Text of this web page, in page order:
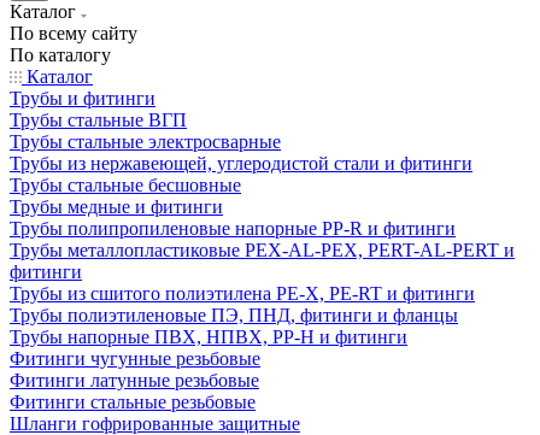
Каталог
По всему сайту
По каталогу
Каталог
Трубы и фитинги
Трубы стальные ВГП
Трубы стальные электросварные
Трубы из нержавеющей, углеродистой стали и фитинги
Трубы стальные бесшовные
Трубы медные и фитинги
Трубы полипропиленовые напорные PP-R и фитинги
Трубы металлопластиковые PEX-AL-PEX, PERT-AL-PERT и
фитинги
Трубы из сшитого полиэтилена PE-X, PE-RT и фитинги
Трубы полиэтиленовые ПЭ, ПНД, фитинги и фланцы
Трубы напорные ПВХ, НПВХ, PP-H и фитинги
Фитинги чугунные резьбовые
Фитинги латунные резьбовые
Фитинги стальные резьбовые
Шланги гофрированные защитные